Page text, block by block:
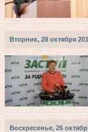
Вторник, 28 октября
Воскресенье, 26